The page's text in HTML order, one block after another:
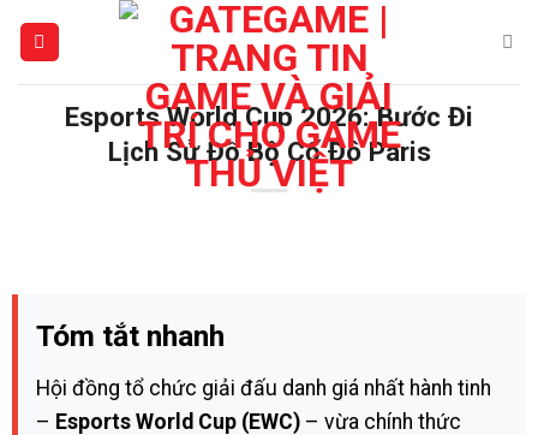
Esports World Cup 2026: Bước Đi
Lịch Sử Đổ Bộ Cố Đô Paris
Tóm tắt nhanh
Hội đồng tổ chức giải đấu danh giá nhất hành tinh
– Esports World Cup (EWC) – vừa chính thức